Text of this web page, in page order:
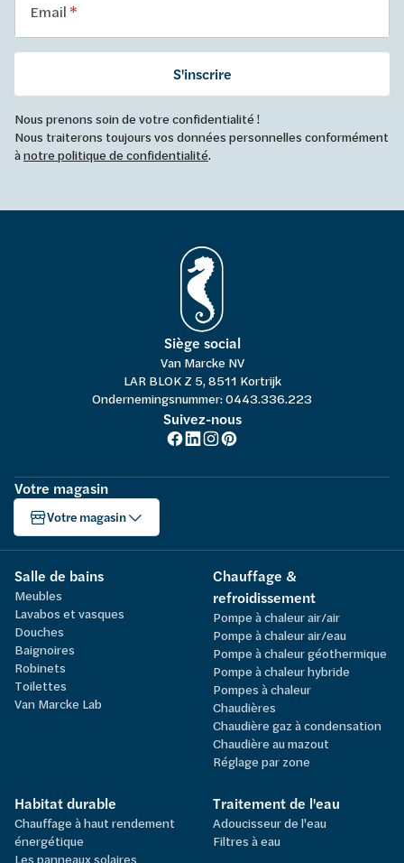
Email
S'inscrire
Nous prenons soin de votre confidentialité !
Nous traiterons toujours vos données personnelles conformément
ànotre politique de confidentialité.
Siège social
Van Marcke NV
LAR BLOK Z 5, 8511 Kortrijk
Ondernemingsnummer: 0443.336.223
Suivez-nous
Votre magasin
Votre magasin
Salle de bains
Meubles
Lavabos et vasques
Douches
Baignoires
Robinets
Toilettes
Van Marcke Lab
Chauffage &
refroidissement
Pompe à chaleur air/air
Pompe à chaleur air/eau
Pompe à chaleur géothermique
Pompe à chaleur hybride
Pompes à chaleur
Chaudières
Chaudière gaz à condensation
Chaudière au mazout
Réglage par zone
Habitat durable
Chauffage à haut rendement
énergétique
Les panneaux solaires
Traitement de l'eau
Adoucisseur de l'eau
Filtres à eau